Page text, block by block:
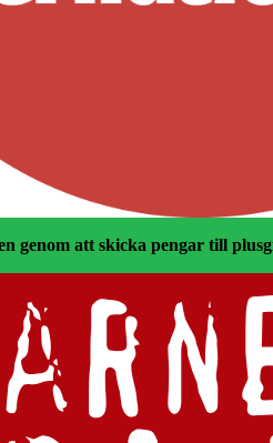
genom att skicka pengar till